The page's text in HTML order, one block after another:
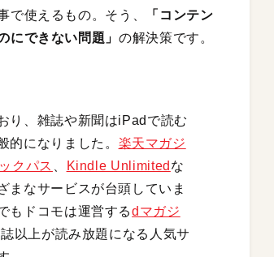
で使えるもの。そう、
「コンテン
にできない問題」の解決策です。
り、雑誌や新聞はiPadで読む
的になりました。 楽天マガジ
クパス Kindle Unlimited な
まなサービスが台頭していま
もドコモは運営するdマガジ
以上が読み放題になる人気サ